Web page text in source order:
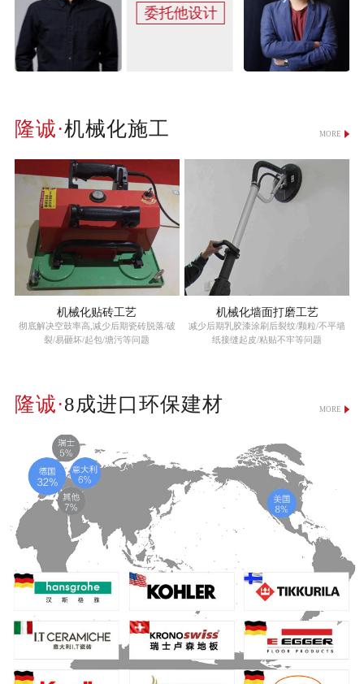
委托他设计
机械化施工 MORE
机械化贴砖工艺
彻底解决空鼓率高,减少后期瓷砖脱落/破
裂/易砸坏/起包/塘污等问题
机械化墙面打磨工艺
减少后期乳胶漆涂刷后裂纹/颗粒/不平墙
纸接缝起皮/粘贴不牢等问题
8成进口环保建材 MORE